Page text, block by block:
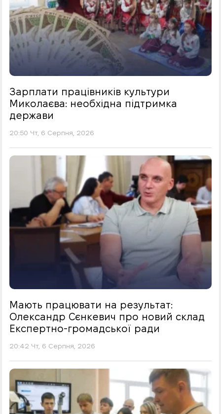
Зарплати працівників культури
Миколаєва: необхідна підтримка
держави
20:50 Чт, 6 Серпня, 2026
Мають працювати на результат:
Олександр Сєнкевич про новий склад
Експертно-громадської ради
20:42 Чт, 6 Серпня, 2026